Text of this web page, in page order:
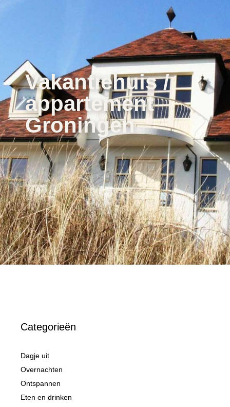
Vakantiehuis /
appartement
Groningen
Categorieën
Dagje uit
Overnachten
Ontspannen
Eten en drinken